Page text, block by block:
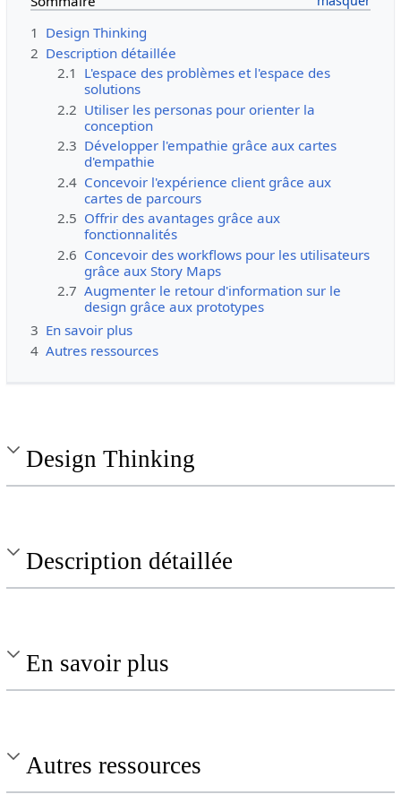
1 Design Thinking
2 Description détaillée
2.1 L'espace des problèmes et l'espace des
solutions
2.2 Utiliser les personas pour orienter la
conception
2.3 Développer l'empathie grâce aux cartes
d'empathie
2.4 Concevoir l'expérience client grâce aux
cartes de parcours
2.5 Offrir des avantages grâce aux
fonctionnalités
2.6 Concevoir des workflows pour les utilisateurs
grâce aux Story Maps
2.7 Augmenter le retour d'information sur le
design grâce aux prototypes
3 En savoir plus
4 Autres ressources
Design Thinking
Description détaillée
En savoir plus
Autres ressources